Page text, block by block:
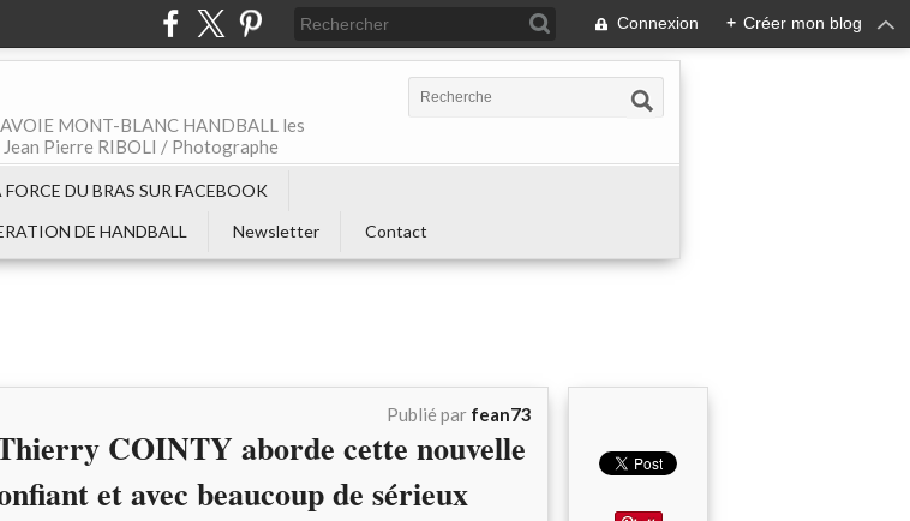
Connexion + Créer mon blog
MONT-BLANC HANDBALL les
Pierre RIBOLI / Photographe
FORCE DU BRAS SUR FACEBOOK
DE HANDBALL Newsletter Contact
Publié par fean73
COINTY aborde cette nouvelle
et avec beaucoup de sérieux